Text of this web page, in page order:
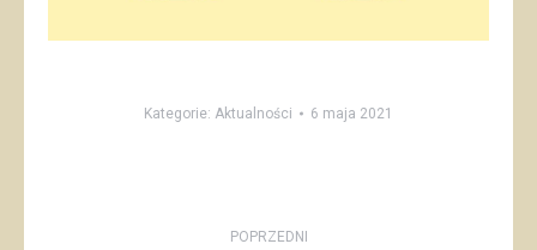
Kategorie: Aktualności 6 maja 2021
POPRZEDNI